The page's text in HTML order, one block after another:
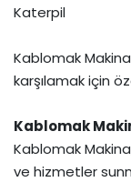
Katerpil
Kablomak
karşılamak için
Kablomak
Kablomak
ve hizmetler